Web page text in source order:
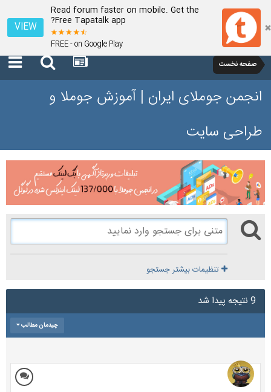
Read forum faster on mobile. Get the
Free Tapatalk app?
FREE - on Google Play
VIEW
صفحه نخست
انجمن جوملای ایران | آموزش جوملا و
طراحی سایت
تنظیمات بیشتر جستجو
9 نتیجه پیدا شد
چیدمان مطالب